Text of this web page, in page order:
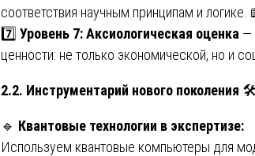
соответствия научным принципам и логике.
7️⃣ Уровень 7: Аксиологическая оценка —
ценности: не только экономической, но и
2.2. Инструментарий нового поколения
🔹 Квантовые технологии в экспертизе:
Используем квантовые компьютеры для